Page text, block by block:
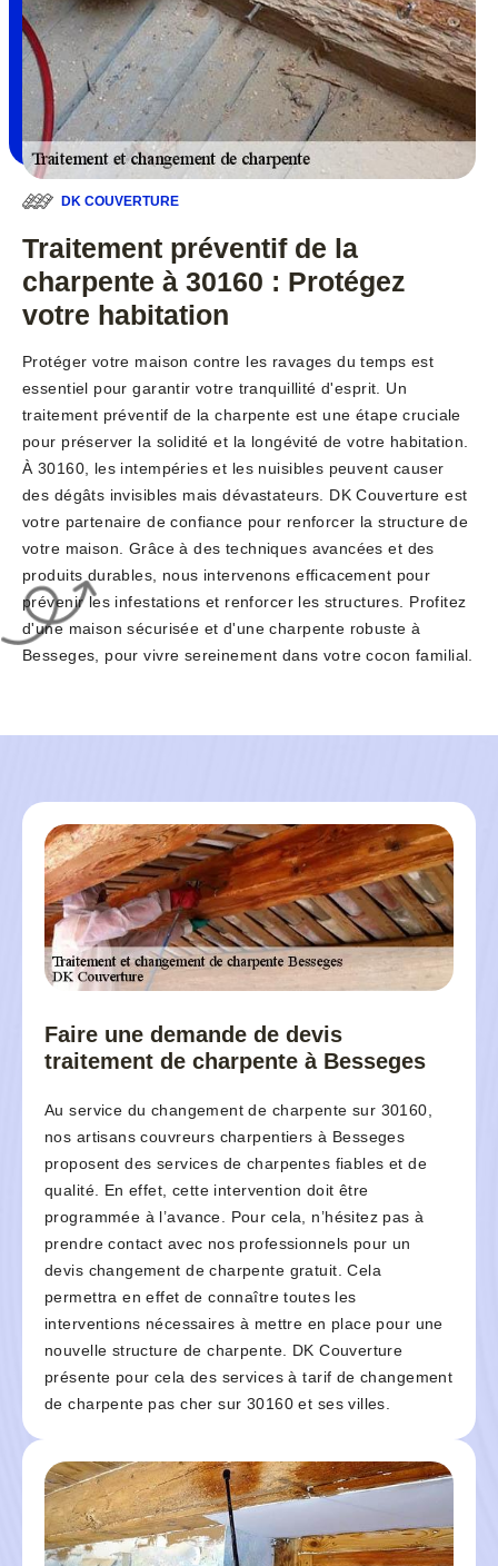
DK COUVERTURE
Traitement préventif de la
charpente à 30160 : Protégez
votre habitation
Protéger votre maison contre les ravages du temps est
essentiel pour garantir votre tranquillité d'esprit. Un
traitement préventif de la charpente est une étape cruciale
pour préserver la solidité et la longévité de votre habitation.
À 30160, les intempéries et les nuisibles peuvent causer
des dégâts invisibles mais dévastateurs. DK Couverture est
votre partenaire de confiance pour renforcer la structure de
votre maison. Grâce à des techniques avancées et des
produits durables, nous intervenons efficacement pour
prévenir les infestations et renforcer les structures. Profitez
d'une maison sécurisée et d'une charpente robuste à
Besseges, pour vivre sereinement dans votre cocon familial.
Faire une demande de devis
traitement de charpente à Besseges
Au service du changement de charpente sur 30160,
nos artisans couvreurs charpentiers à Besseges
proposent des services de charpentes fiables et de
qualité. En effet, cette intervention doit être
programmée à l’avance. Pour cela, n’hésitez pas à
prendre contact avec nos professionnels pour un
devis changement de charpente gratuit. Cela
permettra en effet de connaître toutes les
interventions nécessaires à mettre en place pour une
nouvelle structure de charpente. DK Couverture
présente pour cela des services à tarif de changement
de charpente pas cher sur 30160 et ses villes.